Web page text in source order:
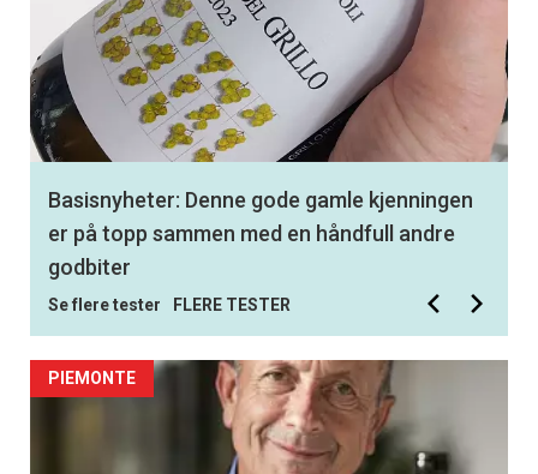
PIEMONTE
Basisnyheter: Denne gode gamle kjenningen
er på topp sammen med en håndfull andre
godbiter
Se flere tester FLERE TESTER